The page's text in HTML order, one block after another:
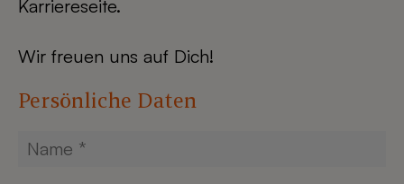
Karriereseite.
Wir freuen uns auf Dich!
Persönliche Daten